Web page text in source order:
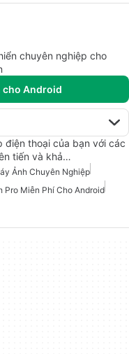
chuyên nghiệp cho
cho Android
điện thoại của bạn với các
tiến và khả…
Ảnh Chuyên Nghiệp
Pro Miễn Phí Cho Android